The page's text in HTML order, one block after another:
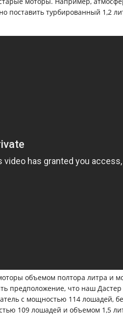
поставить турбированный 1,2
объемом полтора литра и
предположение, что наш
с мощностью 114 лошадей,
109 лошадей и объемом 1,5